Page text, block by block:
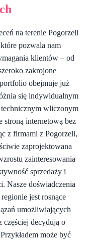
na terenie Pogorzeli
pozwala nam
klientów – od
zakrojone
obejmuje już
się indywidualnym
wliczonym
stroną internetową bez
z firmami z Pogorzeli,
zaprojektowana
zainteresowania
sprzedaży i
Nasze doświadczenia
jest rosnące
umożliwiających
częściej decydują o
może być